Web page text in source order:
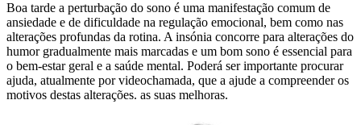
Boa tarde a perturbação do sono é uma manifestação comum de
ansiedade e de dificuldade na regulação emocional, bem como nas
alterações profundas da rotina. A insónia concorre para alterações do
humor gradualmente mais marcadas e um bom sono é essencial para
o bem-estar geral e a saúde mental. Poderá ser importante procurar
ajuda, atualmente por videochamada, que a ajude a compreender os
motivos destas alterações. as suas melhoras.